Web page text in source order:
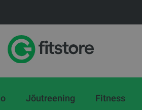
Jõutreening Fitness